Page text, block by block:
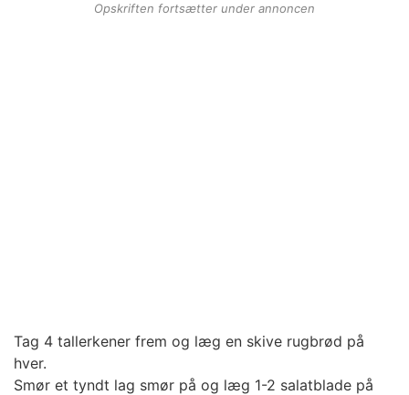
Opskriften fortsætter under annoncen
Tag 4 tallerkener frem og læg en skive rugbrød på
hver.
Smør et tyndt lag smør på og læg 1-2 salatblade på